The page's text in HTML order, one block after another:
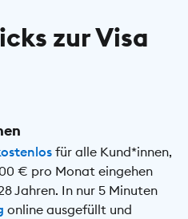
zur Visa
für alle Kund*innen,
€ pro Monat eingehen
Jahren. In nur 5 Minuten
online ausgefüllt und